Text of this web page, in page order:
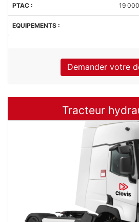
PTAC : 19
EQUIPEMENTS :
Demander votre
Tracteur